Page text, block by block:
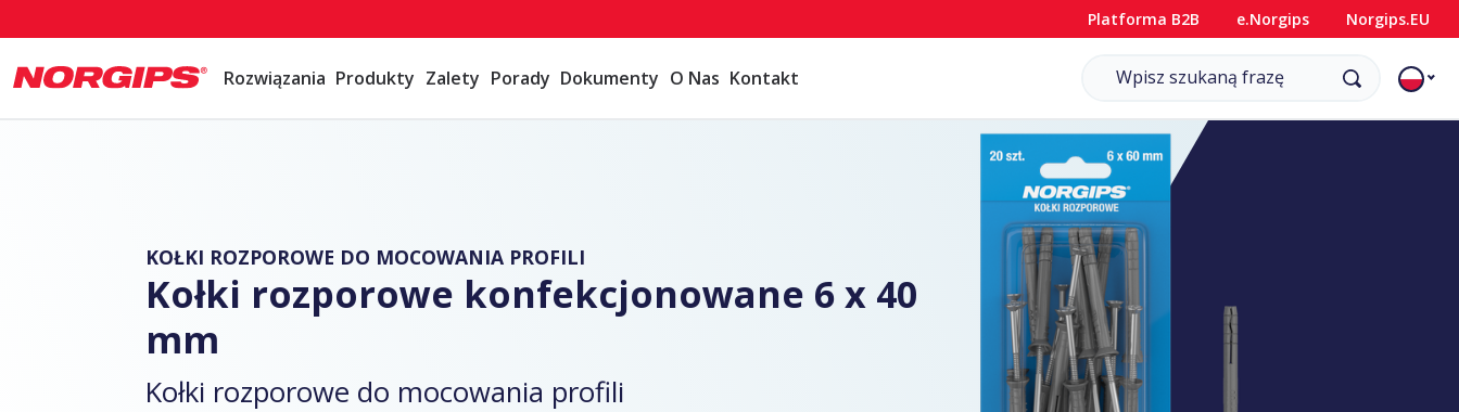
Platforma B2B e.Norgips Norgips.EU
Rozwiązania Produkty Zalety Porady Dokumenty O Nas Kontakt
KOŁKI ROZPOROWE DO MOCOWANIA PROFILI
Kołki rozporowe konfekcjonowane 6 x 40
mm
Kołki rozporowe do mocowania profili